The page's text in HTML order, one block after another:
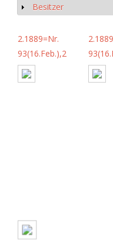
Anzeigen
Besitzer
2.1889=Nr.
93(16.Feb.),2